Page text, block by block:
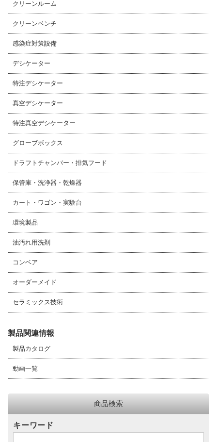
クリーンルーム
クリーンベンチ
感染症対策設備
デシケーター
特注デシケーター
真空デシケーター
特注真空デシケーター
グローブボックス
ドラフトチャンバー・排気フード
保管庫・洗浄器・乾燥器
カート・ワゴン・実験台
環境製品
油汚れ用洗剤
コンベア
オーダーメイド
セラミックス技術
製品関連情報
製品カタログ
動画一覧
商品検索
キーワード